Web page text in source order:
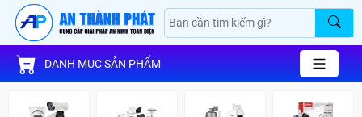
DANH MỤC SẢN PHẨM